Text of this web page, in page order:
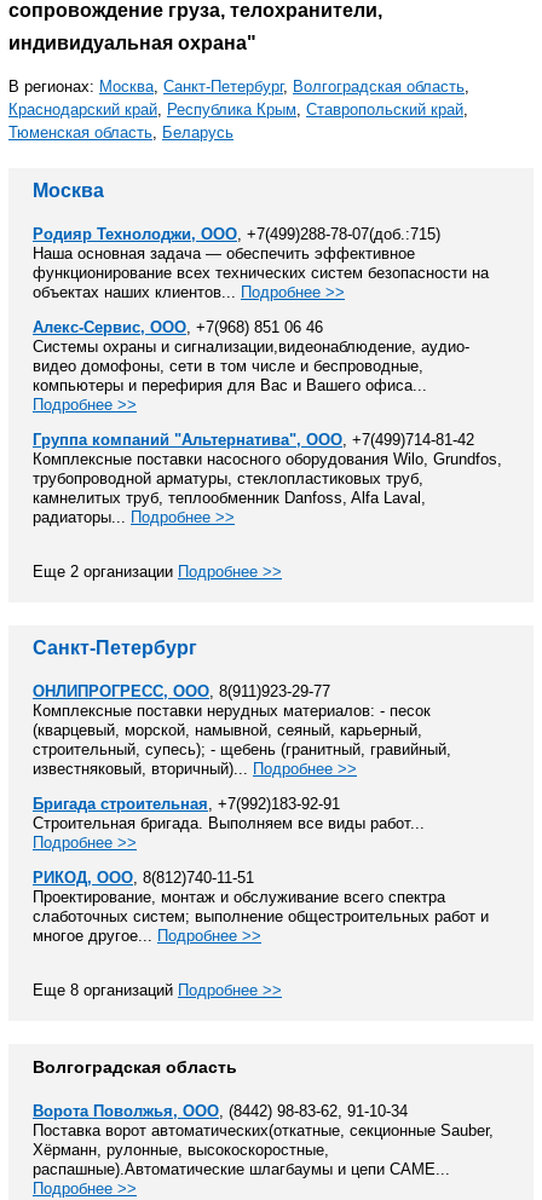
сопровождение груза, телохранители,
индивидуальная охрана"
В регионах: Москва, Санкт-Петербург, Волгоградская область,
Краснодарский край, Республика Крым, Ставропольский край,
Тюменская область, Беларусь
Москва
Родияр Технолоджи, ООО, +7(499)288-78-07(доб.:715)
Наша основная задача — обеспечить эффективное
функционирование всех технических систем безопасности на
объектах наших клиентов... Подробнее >>
Алекс-Сервис, ООО, +7(968) 851 06 46
Системы охраны и сигнализации,видеонаблюдение, аудио-
видео домофоны, сети в том числе и беспроводные,
компьютеры и перефирия для Вас и Вашего офиса...
Подробнее >>
Группа компаний "Альтернатива", ООО, +7(499)714-81-42
Комплексные поставки насосного оборудования Wilo, Grundfos,
трубопроводной арматуры, стеклопластиковых труб,
камнелитых труб, теплообменник Danfoss, Alfa Laval,
радиаторы... Подробнее >>
Еще 2 организации Подробнее >>
Санкт-Петербург
ОНЛИПРОГРЕСС, ООО, 8(911)923-29-77
Комплексные поставки нерудных материалов: - песок
(кварцевый, морской, намывной, сеяный, карьерный,
строительный, супесь); - щебень (гранитный, гравийный,
известняковый, вторичный)... Подробнее >>
Бригада строительная, +7(992)183-92-91
Строительная бригада. Выполняем все виды работ...
Подробнее >>
РИКОД, ООО, 8(812)740-11-51
Проектирование, монтаж и обслуживание всего спектра
слаботочных систем; выполнение общестроительных работ и
многое другое... Подробнее >>
Еще 8 организаций Подробнее >>
Волгоградская область
Ворота Поволжья, ООО, (8442) 98-83-62, 91-10-34
Поставка ворот автоматических(откатные, секционные Sauber,
Хёрманн, рулонные, высокоскоростные,
распашные).Автоматические шлагбаумы и цепи САМЕ...
Подробнее >>